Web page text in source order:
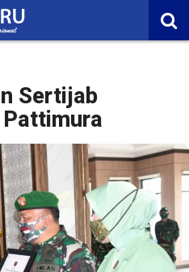
Sertijab